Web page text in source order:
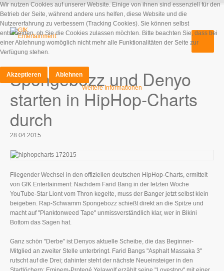
Spongebozz und Denyo
starten in HipHop-Charts
durch
28.04.2015
Fliegender Wechsel in den offiziellen deutschen HipHop-Charts, ermittelt
von GfK Entertainment: Nachdem Farid Bang in der letzten Woche
YouTube-Star Liont vom Thron kegelte, muss der Banger jetzt selbst klein
beigeben. Rap-Schwamm Spongebozz schießt direkt an die Spitze und
macht auf "Planktonweed Tape" unmissverständlich klar, wer in Bikini
Bottom das Sagen hat.
Ganz schön "Derbe" ist Denyos aktuelle Scheibe, die das Beginner-
Mitglied an zweiter Stelle unterbringt. Farid Bangs "Asphalt Massaka 3"
rutscht auf die Drei; dahinter steht der nächste Neueinsteiger in den
Wir nutzen Cookies auf unserer Website. Einige von ihnen sind essenziell für den
Betrieb der Seite, während andere uns helfen, diese Website und die
Nutzererfahrung zu verbessern (Tracking Cookies). Sie können selbst
entscheiden, ob Sie die Cookies zulassen möchten. Bitte beachten Sie, dass bei
einer Ablehnung womöglich nicht mehr alle Funktionalitäten der Seite zur
Verfügung stehen.
Akzeptieren
Ablehnen
Weitere Informationen